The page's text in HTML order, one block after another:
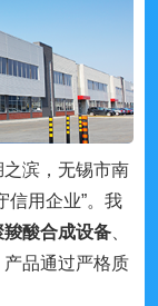
之滨，无锡市南
信用企业”。我
羧酸合成设备、
产品通过严格质